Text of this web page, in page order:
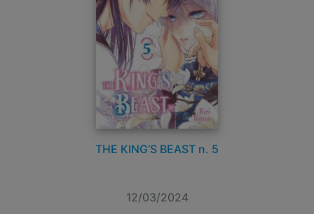
THE KING’S BEAST n. 5
12/03/2024